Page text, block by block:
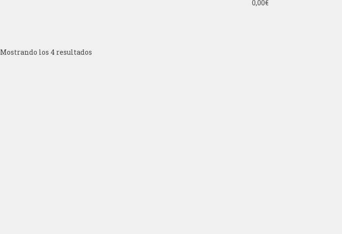
0,00€
Mostrando los 4 resultados